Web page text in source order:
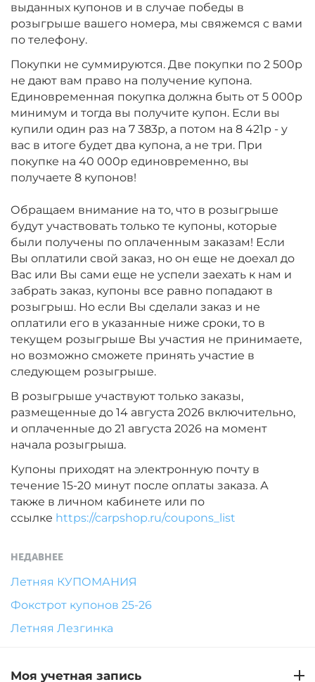
выданных купонов и в случае победы в
розыгрыше вашего номера, мы свяжемся с вами
по телефону.
Покупки не суммируются. Две покупки по 2 500р
не дают вам право на получение купона.
Единовременная покупка должна быть от 5 000р
минимум и тогда вы получите купон. Если вы
купили один раз на 7 383р, а потом на 8 421р - у
вас в итоге будет два купона, а не три. При
покупке на 40 000р единовременно, вы
получаете 8 купонов!
Обращаем внимание на то, что в розыгрыше
будут участвовать только те купоны, которые
были получены по оплаченным заказам! Если
Вы оплатили свой заказ, но он еще не доехал до
Вас или Вы сами еще не успели заехать к нам и
забрать заказ, купоны все равно попадают в
розыгрыш. Но если Вы сделали заказ и не
оплатили его в указанные ниже сроки, то в
текущем розыгрыше Вы участия не принимаете,
но возможно сможете принять участие в
следующем розыгрыше.
В розыгрыше участвуют только заказы,
размещенные до 14 августа 2026 включительно,
и оплаченные до 21 августа 2026 на момент
начала розыгрыша.
Купоны приходят на электронную почту в
течение 15-20 минут после оплаты заказа. А
также в личном кабинете или по
ссылке https://carpshop.ru/coupons_list
НЕДАВНЕЕ
Летняя КУПОМАНИЯ
Фокстрот купонов 25-26
Летняя Лезгинка
Моя учетная запись